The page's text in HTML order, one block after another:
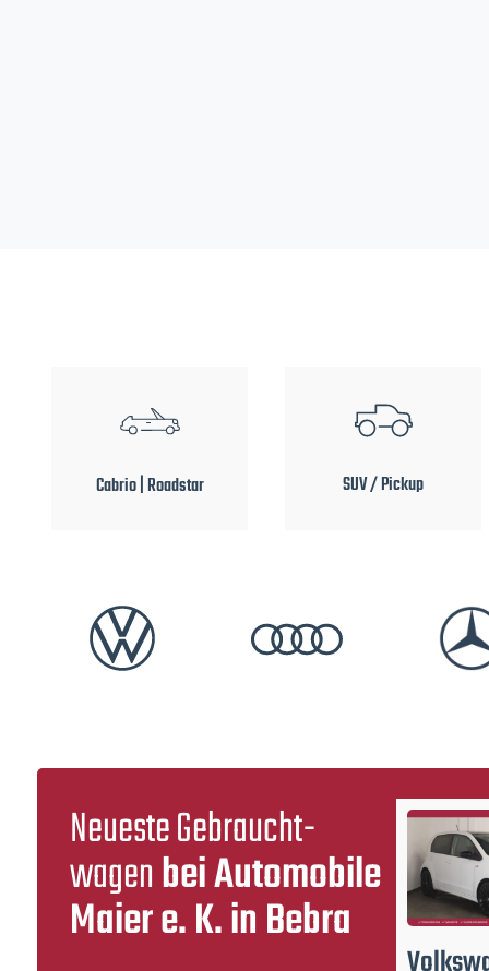
SUV / Pickup Kleinwagen
Neueste Gebraucht­
wagenbei Automobile
Maier e. K. in Bebra